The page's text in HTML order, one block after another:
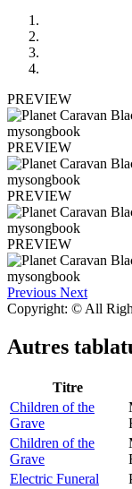
PREVIEW
PREVIEW
PREVIEW
PREVIEW
Previous Next
Copyright: © All
Autres
Titre
Children of the
Grave
Children of the
Grave
Electric Funeral